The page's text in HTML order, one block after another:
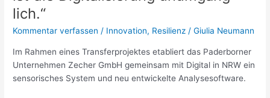
lich.“
Kommentar verfassen / Innovation, Resilienz /Giulia Neumann
Im Rahmen eines Trans­fer­pro­jektes etabliert das Pader­borner
Unter­nehmen Zecher GmbH gemeinsam mit Digital in NRW ein
senso­ri­sches System und neu entwi­ckelte Analy­se­soft­ware.